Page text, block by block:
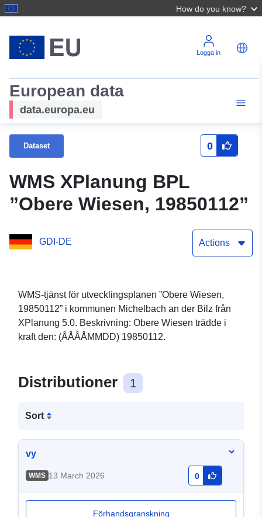
How do you know?
Logga in
European data
data.europa.eu
Dataset 0
WMS XPlanung BPL
”Obere Wiesen, 19850112”
GDI-DE Actions
WMS-tjänst för utvecklingsplanen ”Obere Wiesen,
19850112” i kommunen Michelbach an der Bilz från
XPlanung 5.0. Beskrivning: Obere Wiesen trädde i
kraft den: (ÅÅÅÅMMDD) 19850112.
Distributioner 1
Sort
vy
WMS 13 March 2026 0
Förhandsgranskning